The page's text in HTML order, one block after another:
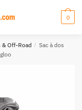
0
& Off-Road / Sac à dos